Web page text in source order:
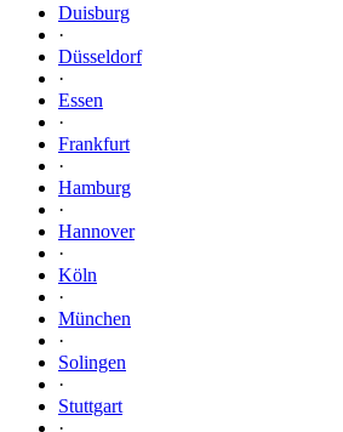
Duisburg
·
Düsseldorf
·
Essen
·
Frankfurt
·
Hamburg
·
Hannover
·
Köln
·
München
·
Solingen
·
Stuttgart